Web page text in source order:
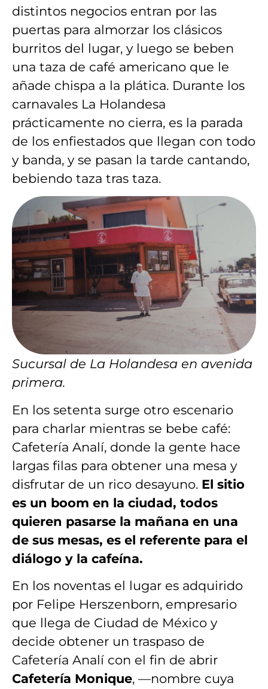
distintos negocios entran por las
puertas para almorzar los clásicos
burritos del lugar, y luego se beben
una taza de café americano que le
añade chispa a la plática. Durante los
carnavales La Holandesa
prácticamente no cierra, es la parada
de los enfiestados que llegan con todo
y banda, y se pasan la tarde cantando,
bebiendo taza tras taza.
Sucursal de La Holandesa en avenida
primera.
En los setenta surge otro escenario
para charlar mientras se bebe café:
Cafetería Analí, donde la gente hace
largas filas para obtener una mesa y
disfrutar de un rico desayuno. El sitio
es un boom en la ciudad, todos
quieren pasarse la mañana en una
de sus mesas, es el referente para el
diálogo y la cafeína.
En los noventas el lugar es adquirido
por Felipe Herszenborn, empresario
que llega de Ciudad de México y
decide obtener un traspaso de
Cafetería Analí con el fin de abrir
Cafetería Monique, —nombre cuya